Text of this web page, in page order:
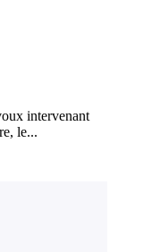
intervenant
le...